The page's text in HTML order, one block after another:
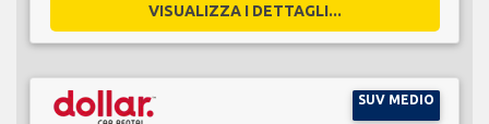
VISUALIZZA I DETTAGLI...
SUV MEDIO